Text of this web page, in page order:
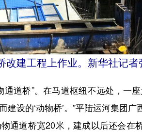
改建工程上作业。新华社记者
桥”。在马道枢纽不远处，一座
设的‘动物桥’。”平陆运河集团
通道桥宽20米，建成以后还会在